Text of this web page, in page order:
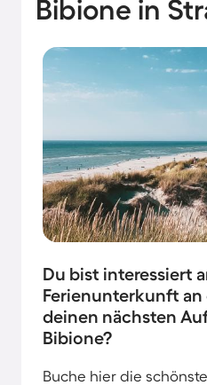
Bibione in
Du bist interessiert
Ferienunterkunft an
deinen nächsten
Bibione?
Buche hier die